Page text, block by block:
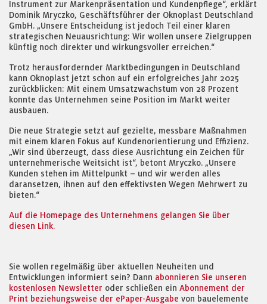
Instrument zur Markenpräsentation und Kundenpflege“, erklärt
Dominik Mryczko, Geschäftsführer der Oknoplast Deutschland
GmbH. „Unsere Entscheidung ist jedoch Teil einer klaren
strategischen Neuausrichtung: Wir wollen unsere Zielgruppen
künftig noch direkter und wirkungsvoller erreichen.“
Trotz herausfordernder Marktbedingungen in Deutschland
kann Oknoplast jetzt schon auf ein erfolgreiches Jahr 2025
zurückblicken: Mit einem Umsatzwachstum von 28 Prozent
konnte das Unternehmen seine Position im Markt weiter
ausbauen.
Die neue Strategie setzt auf gezielte, messbare Maßnahmen
mit einem klaren Fokus auf Kundenorientierung und Effizienz.
„Wir sind überzeugt, dass diese Ausrichtung ein Zeichen für
unternehmerische Weitsicht ist“, betont Mryczko. „Unsere
Kunden stehen im Mittelpunkt – und wir werden alles
daransetzen, ihnen auf den effektivsten Wegen Mehrwert zu
bieten.“
Auf die Homepage des Unternehmens gelangen Sie über
diesen Link.
Sie wollen regelmäßig über aktuellen Neuheiten und
Entwicklungen informiert sein? Dann abonnieren Sie unseren
kostenlosen Newsletter oder schließen ein Abonnement der
Print beziehungsweise der ePaper-Ausgabe von bauelemente